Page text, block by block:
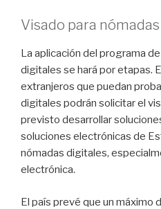
Visado para
La aplicación del programa
digitales se hará por etapas.
extranjeros que puedan
digitales podrán solicitar el
previsto desarrollar
soluciones electrónicas de
nómadas digitales,
electrónica.
El país prevé que un máximo